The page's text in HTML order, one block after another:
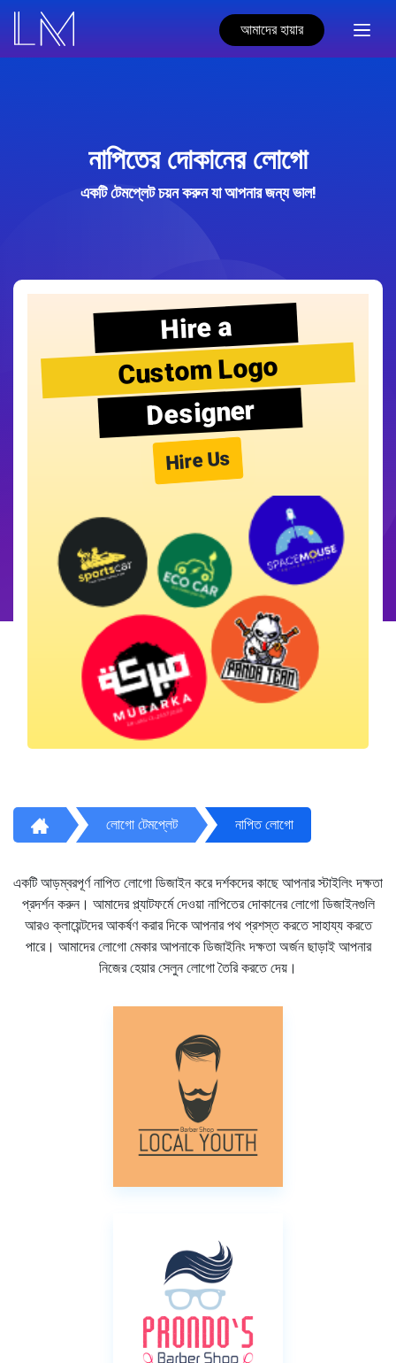
আমাদের হায়ার
নাপিতের দোকানের লোগো
একটি টেমপ্লেট চয়ন করুন যা আপনার জন্য ভাল!
Hire a
Custom Logo
Designer
Hire Us
লোগো টেমপ্লেট নাপিত লোগো
একটি আড়ম্বরপূর্ণ নাপিত লোগো ডিজাইন করে দর্শকদের কাছে আপনার স্টাইলিং দক্ষতা
প্রদর্শন করুন। আমাদের প্ল্যাটফর্মে দেওয়া নাপিতের দোকানের লোগো ডিজাইনগুলি
আরও ক্লায়েন্টদের আকর্ষণ করার দিকে আপনার পথ প্রশস্ত করতে সাহায্য করতে
পারে। আমাদের লোগো মেকার আপনাকে ডিজাইনিং দক্ষতা অর্জন ছাড়াই আপনার
নিজের হেয়ার সেলুন লোগো তৈরি করতে দেয়।